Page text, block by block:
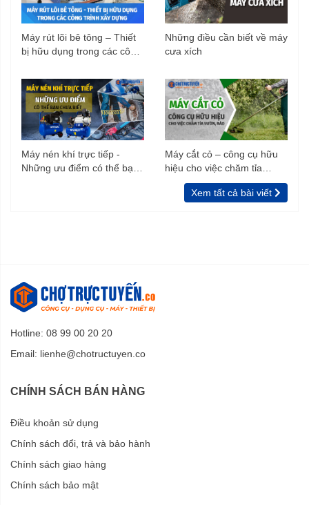
Máy rút lõi bê tông – Thiết
bị hữu dụng trong các công
Những điều cần biết về máy
cưa xích
Máy nén khí trực tiếp -
Những ưu điểm có thể bạn
Máy cắt cỏ – công cụ hữu
hiệu cho việc chăm tỉa
vườn, rào
Xem tất cả bài viết
Hotline: 08 99 00 20 20
Email: lienhe@chotructuyen.co
CHÍNH SÁCH BÁN HÀNG
Điều khoản sử dụng
Chính sách đổi, trả và bảo hành
Chính sách giao hàng
Chính sách bảo mật